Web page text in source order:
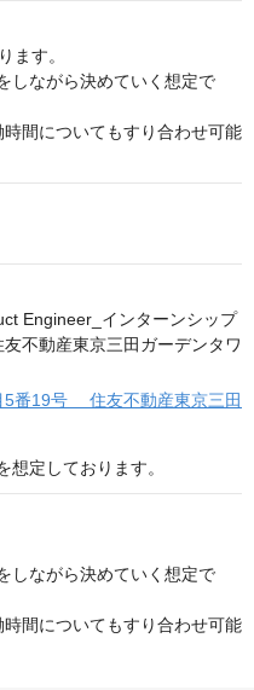
ます。
しながら決めていく想定で
間についてもすり合わせ可能
5番19号 住友不動産東京三田
定しております。
しながら決めていく想定で
間についてもすり合わせ可能